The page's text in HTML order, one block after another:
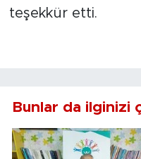
teşekkür etti.
Bunlar da ilginizi